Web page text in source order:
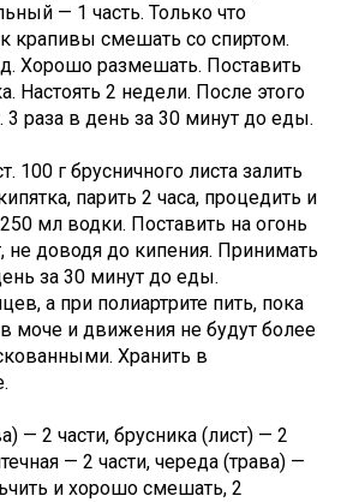
— 1 часть. Только что
крапивы смешать со спиртом.
Хорошо размешать. Поставить
Настоять 2 недели. После этого
3 раза в день за 30 минут до еды.
100 г брусничного листа залить
парить 2 часа, процедить и
мл водки. Поставить на огонь
не доводя до кипения. Принимать
за 30 минут до еды.
а при полиартрите пить, пока
моче и движения не будут более
Хранить в
— 2 части, брусника (лист) — 2
— 2 части, череда (трава) —
и хорошо смешать, 2